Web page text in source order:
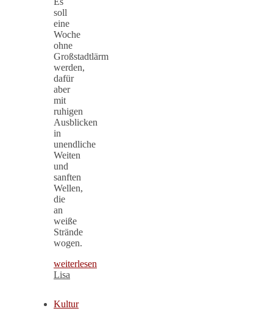
soll
eine
Woche
ohne
Großstadtlärm
werden,
dafür
aber
mit
ruhigen
Ausblicken
in
unendliche
Weiten
und
sanften
Wellen,
die
an
weiße
Strände
wogen.
weiterlesen
Lisa
Kultur